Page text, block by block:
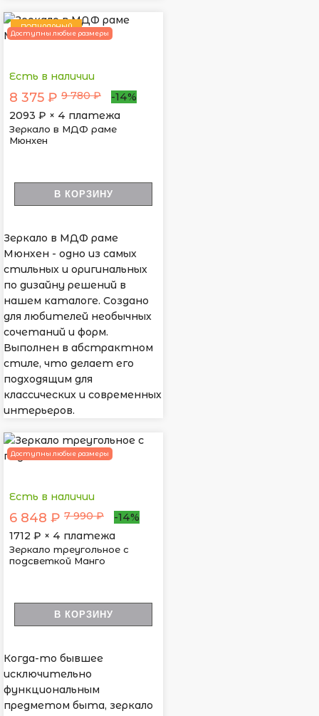
ПОПУЛЯРНЫЙ
Доступны любые размеры
Есть в наличии
8 375 ₽ 9 780 ₽
-14%
2093 ₽ × 4 платежа
Зеркало в МДФ раме
Мюнхен
В КОРЗИНУ
Зеркало в МДФ раме
Мюнхен - одно из самых
стильных и оригинальных
по дизайну решений в
нашем каталоге. Создано
для любителей необычных
сочетаний и форм.
Выполнен в абстрактном
стиле, что делает его
подходящим для
классических и современных
интерьеров.
Доступны любые размеры
Есть в наличии
6 848 ₽ 7 990 ₽
-14%
1712 ₽ × 4 платежа
Зеркало треугольное с
подсветкой Манго
В КОРЗИНУ
Когда-то бывшее
исключительно
функциональным
предметом быта, зеркало